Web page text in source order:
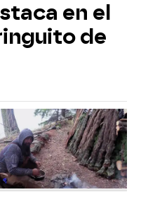
en el
de